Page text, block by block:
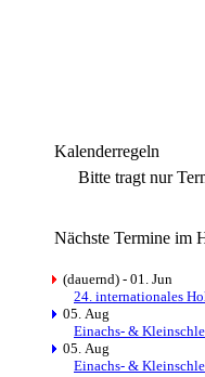
Kalenderregeln
Bitte tragt nur
Nächste Termine im
(dauernd) - 01. Jun
24. internationales
05. Aug
Einachs- &
05. Aug
Einachs- &